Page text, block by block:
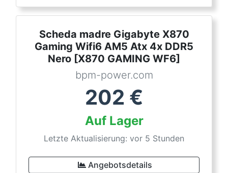
Scheda madre Gigabyte X870
Gaming Wifi6 AM5 Atx 4x DDR5
Nero [X870 GAMING WF6]
bpm-power.com
202 €
Auf Lager
Letzte Aktualisierung: vor 5 Stunden
Angebotsdetails